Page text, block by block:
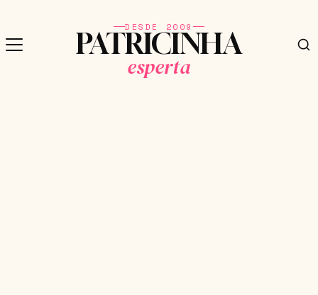
DESDE 2009
PATRICINHA
esperta